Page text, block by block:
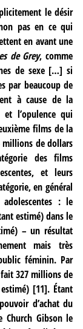
le désir
pas en ce qui
en avant une
de Grey, comme
de sexe […] si
par beaucoup de
à cause de la
l’opulence qui
films de la
de dollars
des films
et leurs
en général
: le
estimé) dans le
– un résultat
mais très
féminin. Par
327 millions de
[11]. Étant
d’achat du
Church Gibson le